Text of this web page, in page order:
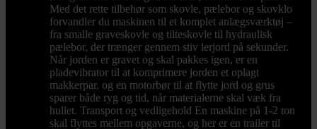
Med det rette tilbehør som skovle, pælebor og skovklo
forvandler du maskinen til et komplet anlægsværktøj –
fra smalle graveskovle og tilteskovle til hydraulisk
pælebor, der trænger gennem stiv lerjord på sekunder.
Når jorden er gravet og skal pakkes igen, er en
pladevibrator til at komprimere jorden et oplagt
makkerpar, og en motorbør til at flytte jord og grus
sparer både ryg og tid, når materialerne skal væk fra
hullet. Transport og vedligehold En maskine på 1-2 ton
skal flyttes mellem opgaverne, og her er en trailer til